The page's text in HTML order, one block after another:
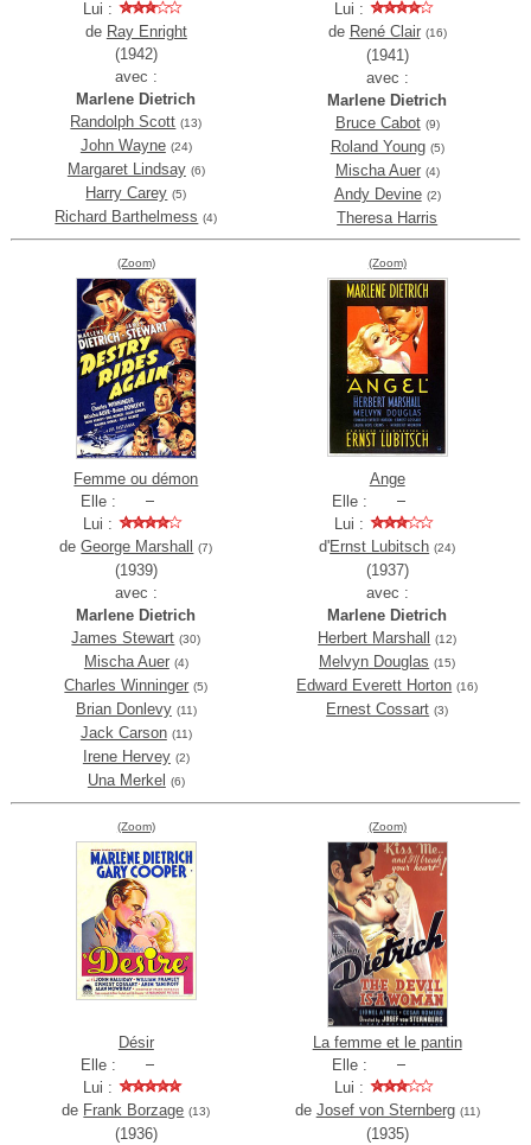
Lui :
de Ray Enright
(1942)
avec :
Marlene Dietrich
Randolph Scott (13)
John Wayne (24)
Margaret Lindsay (6)
Harry Carey (5)
Richard Barthelmess (4)
Lui :
de René Clair (16)
(1941)
avec :
Marlene Dietrich
Bruce Cabot (9)
Roland Young (5)
Mischa Auer (4)
Andy Devine (2)
Theresa Harris
(Zoom)
Femme ou démon
Elle :
Lui :
deGeorge Marshall (7)
(1939)
avec :
Marlene Dietrich
James Stewart (30)
Mischa Auer (4)
Charles Winninger (5)
Brian Donlevy (11)
Jack Carson (11)
Irene Hervey (2)
Una Merkel (6)
(Zoom)
Ange
Elle :
Lui :
d'Ernst Lubitsch (24)
(1937)
avec :
Marlene Dietrich
Herbert Marshall
(12)
Melvyn Douglas (15)
Edward Everett Horton (16)
Ernest Cossart (3)
(Zoom)
Désir
Elle :
Lui :
de Frank Borzage (13)
(1936)
(Zoom)
La femme et le pantin
Elle :
Lui :
de Josef von Sternberg (11)
(1935)